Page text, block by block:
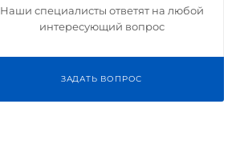
Наши специалисты ответят на любой
интересующий вопрос
ЗАДАТЬ ВОПРОС